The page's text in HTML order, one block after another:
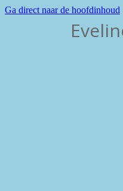
Ga direct naar de hoofdinhoud